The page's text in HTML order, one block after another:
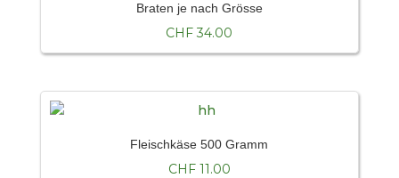
Braten je nach Grösse
CHF34.00
Fleischkäse 500 Gramm
CHF 11.00